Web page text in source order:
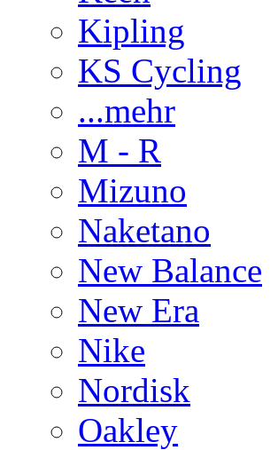
Kipling
KS Cycling
...mehr
M - R
Mizuno
Naketano
New Balance
New Era
Nike
Nordisk
Oakley